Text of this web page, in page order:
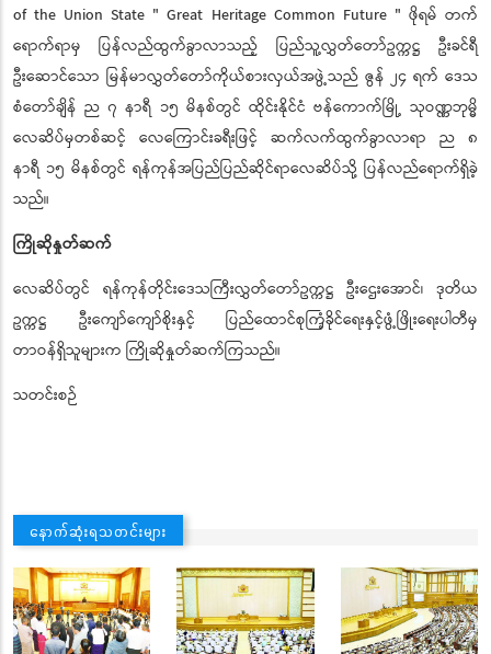
of the Union State " Great Heritage Common Future " ဖိုရမ် တက်
ရောက်ရာမှ ပြန်လည်ထွက်ခွာလာသည့် ပြည်သူ့လွှတ်တော်ဥက္ကဋ္ဌ ဦးခင်ရီ
ဦးဆောင်သော မြန်မာလွှတ်တော်ကိုယ်စားလှယ်အဖွဲ့သည် ဇွန် ၂၄ ရက် ဒေသ
စံတော်ချိန် ည ၇ နာရီ ၁၅ မိနစ်တွင် ထိုင်းနိုင်ငံ ဗန်ကောက်မြို့ သုဝဏ္ဏဘုမ္မိ
လေဆိပ်မှတစ်ဆင့် လေကြောင်းခရီးဖြင့် ဆက်လက်ထွက်ခွာလာရာ ည ၈
နာရီ ၁၅ မိနစ်တွင် ရန်ကုန်အပြည်ပြည်ဆိုင်ရာလေဆိပ်သို့ ပြန်လည်ရောက်ရှိခဲ့
သည်။
ကြိုဆိုနှုတ်ဆက်
လေဆိပ်တွင် ရန်ကုန်တိုင်းဒေသကြီးလွှတ်တော်ဥက္ကဋ္ဌ ဦးဌေးအောင်၊ ဒုတိယ
ဥက္ကဋ္ဌ ဦးကျော်ကျော်စိုးနှင့် ပြည်ထောင်စုကြံ့ခိုင်ရေးနှင့်ဖွံ့ဖြိုးရေးပါတီမှ
တာဝန်ရှိသူများက ကြိုဆိုနှုတ်ဆက်ကြသည်။
သတင်းစဉ်
နောက်ဆုံးရသတင်းများ